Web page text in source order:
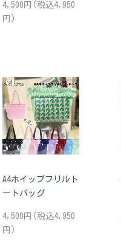
4,500円(税込4,950
円)
A4ホイップフリルト
ートバッグ
4,500円(税込4,950
円)